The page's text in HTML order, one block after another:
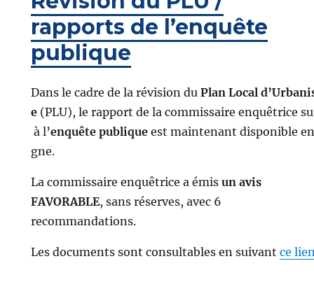
rapports de l’enquête
publique
Dans le cadre de la révision du Plan Local
e(PLU), le rapport de la commissaire enquêtrice
à l’enquête publiqueest maintenant disponible
gne.
La commissaire enquêtrice a émis un avis
FAVORABLE, sans réserves, avec 6
recommandations.
Les documents sont consultables en suivant ce